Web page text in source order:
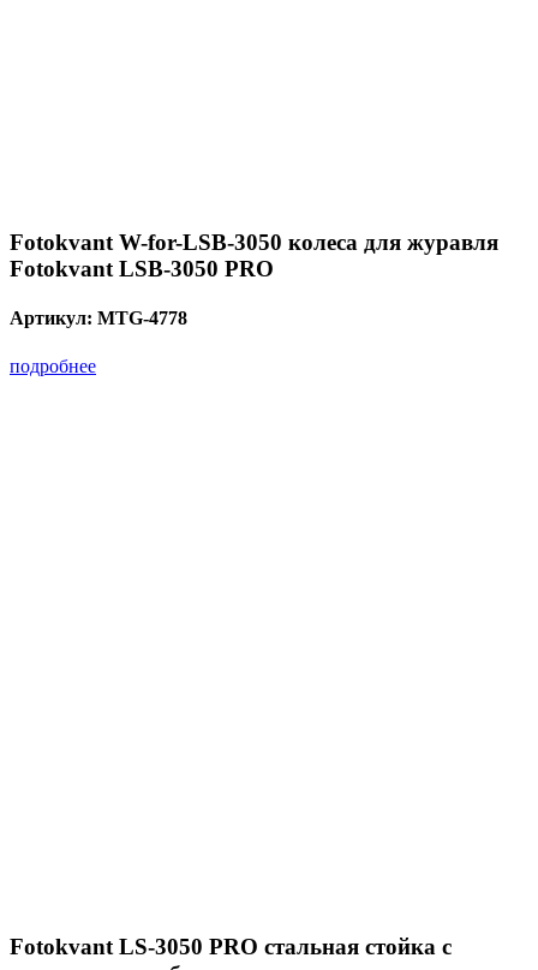
Fotokvant W-for-LSB-3050 колеса для журавля
Fotokvant LSB-3050 PRO
Артикул: MTG-4778
подробнее
Fotokvant LS-3050 PRO стальная стойка с